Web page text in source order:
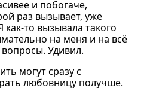
и побогаче,
раз вызывает, уже
то вызывала такого
на меня и на всё
вопросы. Удивил.
могут сразу с
любовницу получше.